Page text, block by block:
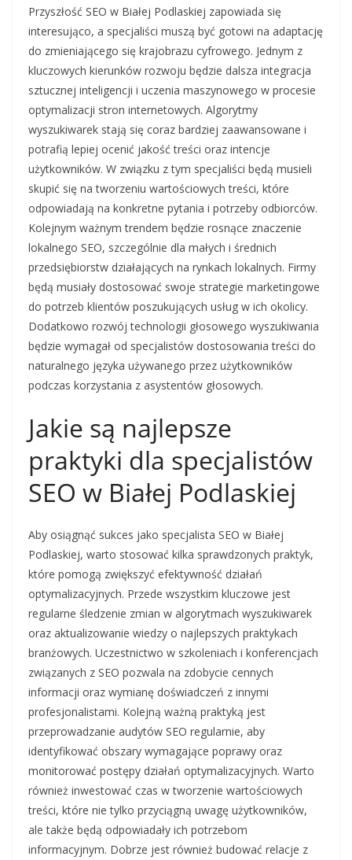
Przyszłość SEO w Białej Podlaskiej zapowiada się
interesująco, a specjaliści muszą być gotowi na adaptację
do zmieniającego się krajobrazu cyfrowego. Jednym z
kluczowych kierunków rozwoju będzie dalsza integracja
sztucznej inteligencji i uczenia maszynowego w procesie
optymalizacji stron internetowych. Algorytmy
wyszukiwarek stają się coraz bardziej zaawansowane i
potrafią lepiej ocenić jakość treści oraz intencje
użytkowników. W związku z tym specjaliści będą musieli
skupić się na tworzeniu wartościowych treści, które
odpowiadają na konkretne pytania i potrzeby odbiorców.
Kolejnym ważnym trendem będzie rosnące znaczenie
lokalnego SEO, szczególnie dla małych i średnich
przedsiębiorstw działających na rynkach lokalnych. Firmy
będą musiały dostosować swoje strategie marketingowe
do potrzeb klientów poszukujących usług w ich okolicy.
Dodatkowo rozwój technologii głosowego wyszukiwania
będzie wymagał od specjalistów dostosowania treści do
naturalnego języka używanego przez użytkowników
podczas korzystania z asystentów głosowych.
Jakie są najlepsze
praktyki dla specjalistów
SEO w Białej Podlaskiej
Aby osiągnąć sukces jako specjalista SEO w Białej
Podlaskiej, warto stosować kilka sprawdzonych praktyk,
które pomogą zwiększyć efektywność działań
optymalizacyjnych. Przede wszystkim kluczowe jest
regularne śledzenie zmian w algorytmach wyszukiwarek
oraz aktualizowanie wiedzy o najlepszych praktykach
branżowych. Uczestnictwo w szkoleniach i konferencjach
związanych z SEO pozwala na zdobycie cennych
informacji oraz wymianę doświadczeń z innymi
profesjonalistami. Kolejną ważną praktyką jest
przeprowadzanie audytów SEO regularnie, aby
identyfikować obszary wymagające poprawy oraz
monitorować postępy działań optymalizacyjnych. Warto
również inwestować czas w tworzenie wartościowych
treści, które nie tylko przyciągną uwagę użytkowników,
ale także będą odpowiadały ich potrzebom
informacyjnym. Dobrze jest również budować relacje z